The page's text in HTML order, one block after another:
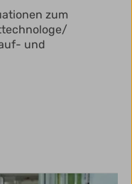
zum
und